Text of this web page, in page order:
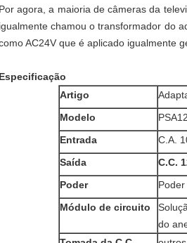
Por agora, a maioria de câmeras da
igualmente chamou o transformador do
AC24V que é aplicado igualmente
Especificação
Artigo
Modelo
Entrada
C.A.
Saída
C.C.
Poder
Módulo de circuito
do